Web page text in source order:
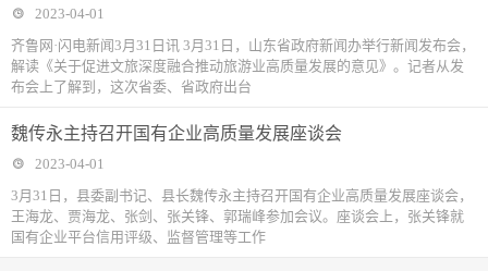
2023-04-01
齐鲁网·闪电新闻3月31日讯 3月31日，山东省政府新闻办举行新闻发布会，
解读《关于促进文旅深度融合推动旅游业高质量发展的意见》。记者从发
布会上了解到，这次省委、省政府出台
魏传永主持召开国有企业高质量发展座谈会
2023-04-01
3月31日，县委副书记、县长魏传永主持召开国有企业高质量发展座谈会，
王海龙、贾海龙、张剑、张关锋、郭瑞峰参加会议。座谈会上，张关锋就
国有企业平台信用评级、监督管理等工作